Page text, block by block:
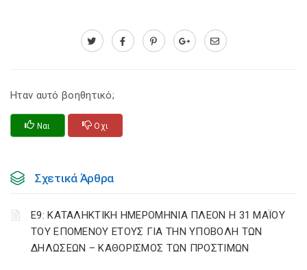
Ηταν αυτό βοηθητικό;
Ναι Οχι
Σχετικά Άρθρα
Ε9: ΚΑΤΑΛΗΚΤΙΚΗ ΗΜΕΡΟΜΗΝΙΑ ΠΛΕΟΝ Η 31 ΜΑΪΟΥ
ΤΟΥ ΕΠΟΜΕΝΟΥ ΕΤΟΥΣ ΓΙΑ ΤΗΝ ΥΠΟΒΟΛΗ ΤΩΝ
ΔΗΛΩΣΕΩΝ – ΚΑΘΟΡΙΣΜΟΣ ΤΩΝ ΠΡΟΣΤΙΜΩΝ